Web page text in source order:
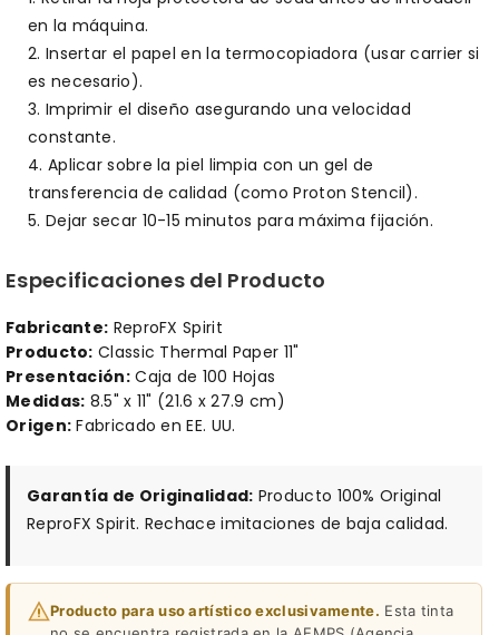
en la máquina.
Insertar el papel en la termocopiadora (usar carrier si
es necesario).
Imprimir el diseño asegurando una velocidad
constante.
Aplicar sobre la piel limpia con un gel de
transferencia de calidad (como Proton Stencil).
Dejar secar 10-15 minutos para máxima fijación.
Especificaciones del Producto
Fabricante: ReproFX Spirit
Producto: Classic Thermal Paper 11"
Presentación:Caja de 100 Hojas
Medidas: 8.5" x 11" (21.6 x 27.9 cm)
Origen: Fabricado en EE. UU.
Garantía de Originalidad: Producto 100% Original
ReproFX Spirit. Rechace imitaciones de baja calidad.
Producto para uso artístico exclusivamente. Esta tinta